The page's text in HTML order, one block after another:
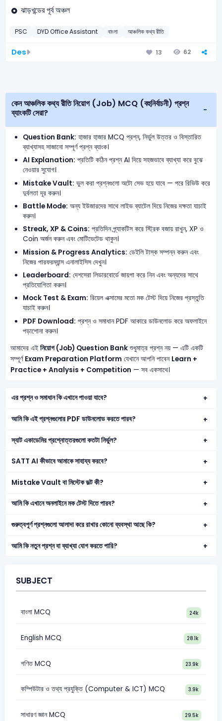
ঝাড়খন্ডের পূর্ব অঞ্চল
PSC DYD Office Assistant বাংলা আঞ্চলিক কথ্য রীতি
Des 13 62
কেন আঞ্চলিক কথ্য রীতি নিয়োগ (Job) MCQ (বহুনির্বাচনী) প্রশ্ন
ব্যাংকটি সেরা?
Question Bank: হাজার হাজার MCQ প্রশ্ন, নির্ভুল উত্তর ও বিস্তারিত
ব্যাখ্যাসহ সাজানো সম্পূর্ণ প্রশ্ন ব্যাংক।
AI Explanation: প্রতিটি কঠিন প্রশ্ন AI দিয়ে সহজভাবে ব্যাখ্যা করে বুঝে
নেওয়ার সুযোগ।
Mistake Vault: ভুল করা প্রশ্নগুলো অটো সেভ হয়ে যাবে — পরে রিভিউ করে
দুর্বলতা দূর করুন।
Battle Mode: অন্য ইউজারদের সাথে লাইভ ব্যাটেল দিয়ে নিজের দক্ষতা যাচাই
করুন।
Streak, XP & Coins: প্রতিদিন প্র্যাকটিস করে স্ট্রিক বজায় রাখুন, XP ও
Coin অর্জন করুন এবং মোটিভেটেড থাকুন।
Mission & Progress Analytics: ডেইলি টাস্ক সম্পন্ন করুন এবং
নিজের পারফরম্যান্স এনালাইসিস দেখুন।
Leaderboard: দেশসেরা লিডারবোর্ডে জায়গা করে নিন এবং অন্যদের সাথে
প্রতিযোগিতা করুন।
Mock Test & Exam: রিয়েল এক্সামের মতো মক টেস্ট দিয়ে নিজের প্রস্তুতি
যাচাই করুন।
PDF Download: প্রশ্ন ও সমাধান PDF আকারে ডাউনলোড করে অফলাইনে
পড়াশোনা করুন।
আমাদের এই নিয়োগ (Job) Question Bankশুধুমাত্র প্রশ্ন নয় — এটি একটি
সম্পূর্ণ Exam Preparation Platform যেখানে আপনি পাবেন Learn +
Practice + Analysis + Competition — সব একসাথে।
এর প্রশ্ন ও সমাধান কি এখানে পাওয়া যাবে?
আমি কি এই প্রশ্নগুলোর PDF ডাউনলোড করতে পারব?
স্যাট একাডেমির প্রশ্নোত্তরগুলো কতটা নির্ভুল?
SATT AI কীভাবে আমাকে সাহায্য করবে?
Mistake Vault বা মিস্টেক ভল্ট কী?
আমি কি এখানে অনলাইনে মক টেস্ট দিতে পারব?
গুরুত্বপূর্ণ প্রশ্নগুলো আলাদা করে রাখার কোনো ব্যবস্থা আছে কি?
আমি কি নতুন প্রশ্ন বা ব্যাখ্যা যোগ করতে পারি?
SUBJECT
বাংলা MCQ 24k
English MCQ 28.1k
গণিত MCQ 23.9k
কম্পিউটার ও তথ্য প্রযুক্তি (Computer & ICT) MCQ 3.9k
সাধারণ জ্ঞান MCQ 29.5k